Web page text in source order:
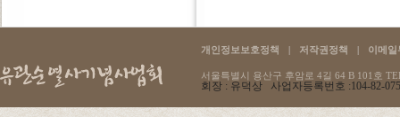
개인정보보호정책 | 저작권정책 | 이메일
서울특별시 용산구 후암로 4길 64 B 101호
회장 : 유덕상 사업자등록번호 :104-82-